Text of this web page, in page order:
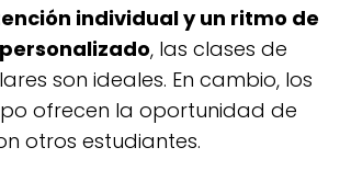
individual y un ritmo de
personalizado, las clases de
son ideales. En cambio, los
ofrecen la oportunidad de
otros estudiantes.